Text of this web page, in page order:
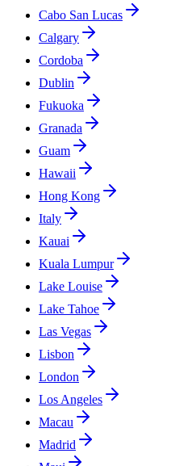
Cabo San Lucas
Calgary
Cordoba
Dublin
Fukuoka
Granada
Guam
Hawaii
Hong Kong
Italy
Kauai
Kuala Lumpur
Lake Louise
Lake Tahoe
Las Vegas
Lisbon
London
Los Angeles
Macau
Madrid